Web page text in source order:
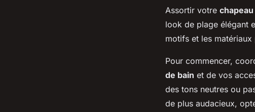
Assortir votre chapeau
look de plage élégant
motifs et les
Pour commencer,
de bain et de vos
des tons neutres ou
de plus audacieux,